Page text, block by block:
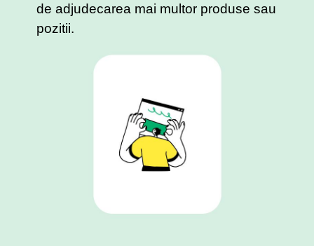
de adjudecarea mai multor produse sau
pozitii.